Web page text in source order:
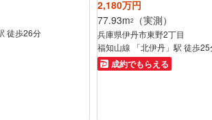
徒歩26分
2,180万円
77.93m2 （実測）
兵庫県伊丹市東野2丁目
福知山線 「北伊丹」駅 徒歩25
成約でもらえる